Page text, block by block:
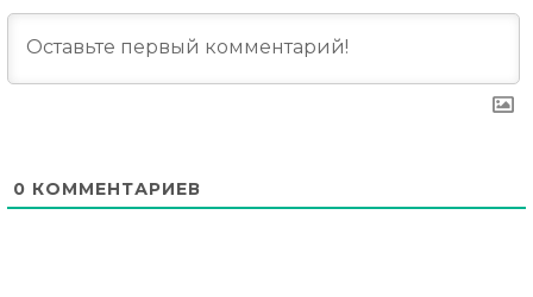
0 КОММЕНТАРИЕВ